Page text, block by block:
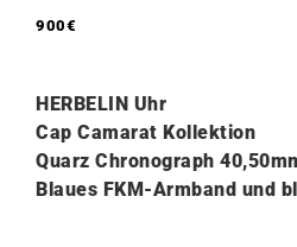
900€
HERBELIN Uhr
Cap Camarat Kollektion
Quarz Chronograph
Blaues FKM-Armband und